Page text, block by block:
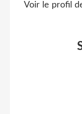
Voir le profil